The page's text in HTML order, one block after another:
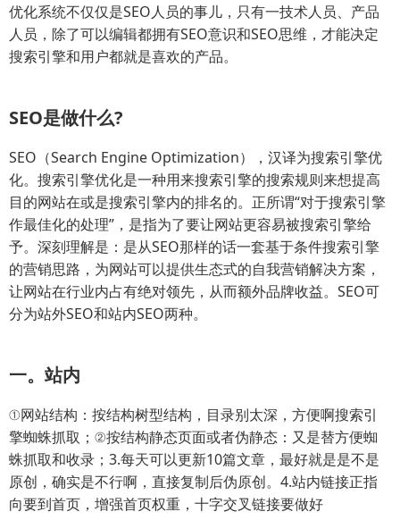
优化系统不仅仅是SEO人员的事儿，只有一技术人员、产品
人员，除了可以编辑都拥有SEO意识和SEO思维，才能决定
搜索引擎和用户都就是喜欢的产品。
SEO是做什么?
SEO（Search Engine Optimization），汉译为搜索引擎优
化。搜索引擎优化是一种用来搜索引擎的搜索规则来想提高
目的网站在或是搜索引擎内的排名的。正所谓“对于搜索引擎
作最佳化的处理”，是指为了要让网站更容易被搜索引擎给
予。深刻理解是：是从SEO那样的话一套基于条件搜索引擎
的营销思路，为网站可以提供生态式的自我营销解决方案，
让网站在行业内占有绝对领先，从而额外品牌收益。SEO可
分为站外SEO和站内SEO两种。
一。站内
①网站结构：按结构树型结构，目录别太深，方便啊搜索引
擎蜘蛛抓取；②按结构静态页面或者伪静态：又是替方便蜘
蛛抓取和收录；3.每天可以更新10篇文章，最好就是是不是
原创，确实是不行啊，直接复制后伪原创。4.站内链接正指
向要到首页，增强首页权重，十字交叉链接要做好